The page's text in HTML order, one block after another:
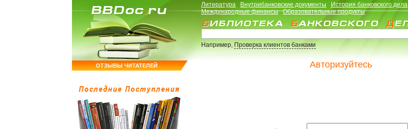
ОТЗЫВЫ ЧИТАТЕЛЕЙ
Литература Внутрибанковские документы История банковского дела
Международные финансы
Образовательные продукты
Например,Проверка клиентов банками
Авторизуйтесь